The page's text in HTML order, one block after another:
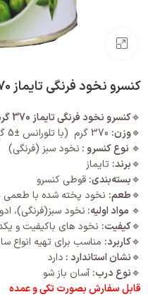
بزرگنمایی تصویر
کنسرو نخود فرنگی تایماز 370 گرمی
🔹کنسرو نخود فرنگی تایماز 370 گرمی
🔹وزن:
🔹 نوع کنسرو : نخود سبز (فرنگی)
🔹برند: تایماز
🔹بسته‌بندی: قوطی کنسرو
🔹طعم: نخود پخته شده با طعمی
🔹 مواد اولیه: نخود سبز(فرنگی)،
🔹کیفیت: نخود های باکیفیت و
🔹کاربرد: مناسب برای تهیه انواع
🔹نشان استاندارد : دارد
🔹نوع درب: آسان باز شو
قابل سفارش بصورت تکی و عمده